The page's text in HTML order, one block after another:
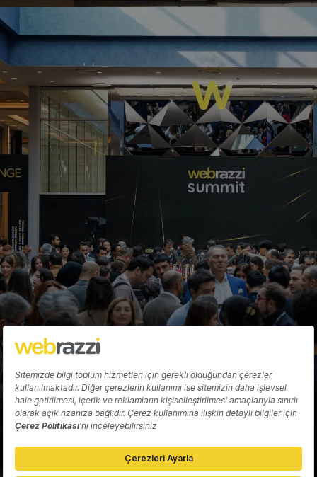
Dönüşüm optimizasyonu sunan Insider,
Aslanoba Capital yatırımıyla daha hızlı
büyüyecek
Hakkında Yazarlar
Katkıda Bulun Reklam